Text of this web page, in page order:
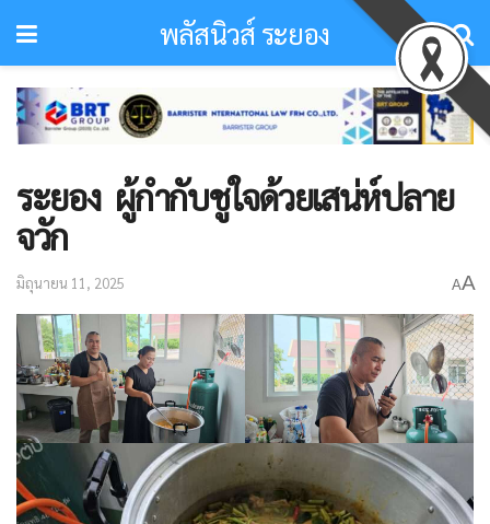
พลัสนิวส์ ระยอง
ระยอง ผู้กำกับชูใจด้วยเสน่ห์ปลาย
จวัก
มิถุนายน 11, 2025 AA